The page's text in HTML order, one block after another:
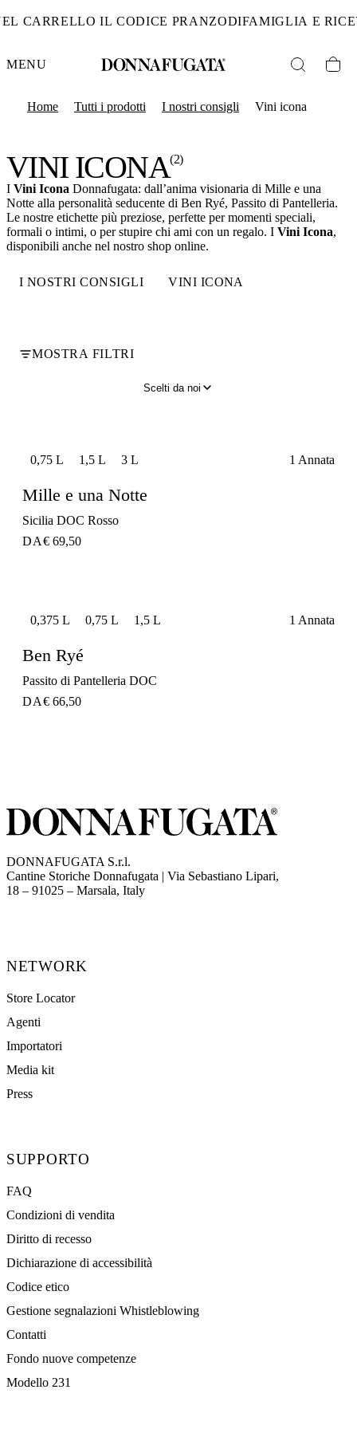
DAL 6 AL 19
MENU
Home Tutti i prodotti I nostri consigli Vini icona
VINI ICONA(2)
I Vini Icona Donnafugata: dall’anima visionaria di Mille e una
Notte alla personalità seducente di Ben Ryé, Passito di Pantelleria.
Le nostre etichette più preziose, perfette per momenti speciali,
formali o intimi, o per stupire chi ami con un regalo. I Vini Icona,
disponibili anche nel nostro shop online.
I NOSTRI CONSIGLI VINI ICONA
MOSTRA FILTRI
Scelti da noi
0,75 L 1,5 L 3 L 1 Annata
Mille e una Notte
Sicilia DOC Rosso
DA€ 69,50
0,375 L 0,75 L 1,5 L 1 Annata
Ben Ryé
Passito di Pantelleria DOC
DA€ 66,50
DONNAFUGATA S.r.l.
Cantine Storiche Donnafugata | Via Sebastiano Lipari,
18 – 91025 – Marsala, Italy(opens in new tab)
NETWORK
Store Locator
Agenti
Importatori
Media kit
Press
SUPPORTO
FAQ
Condizioni di vendita
Diritto di recesso
Dichiarazione di accessibilità
Codice etico
Gestione segnalazioni Whistleblowing
Contatti
Fondo nuove competenze
Modello 231